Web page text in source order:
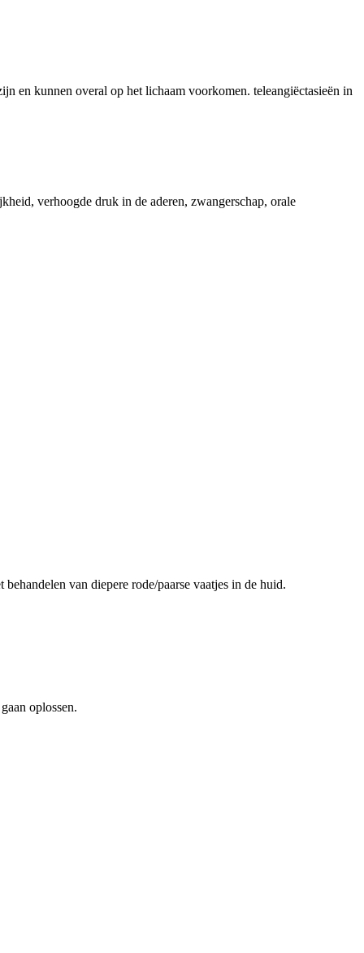
en kunnen overal op het lichaam voorkomen. teleangiëctasieën in
verhoogde druk in de aderen, zwangerschap, orale
van diepere rode/paarse vaatjes in de huid.
oplossen.